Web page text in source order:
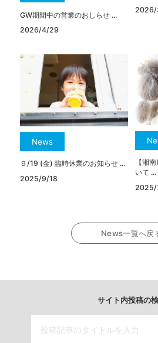
GW期間中の営業のおしらせ ...
2026/4/29
News
９/19 (金) 臨時休業のお知らせ ...
2025/9/18
【湘
いて ...
2025/
News一覧へ戻
サイト内投稿の